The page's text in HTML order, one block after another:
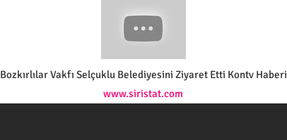
Bozkırlılar Vakfı Selçuklu Belediyesini Ziyaret Etti Kontv Haberi
www.siristat.com